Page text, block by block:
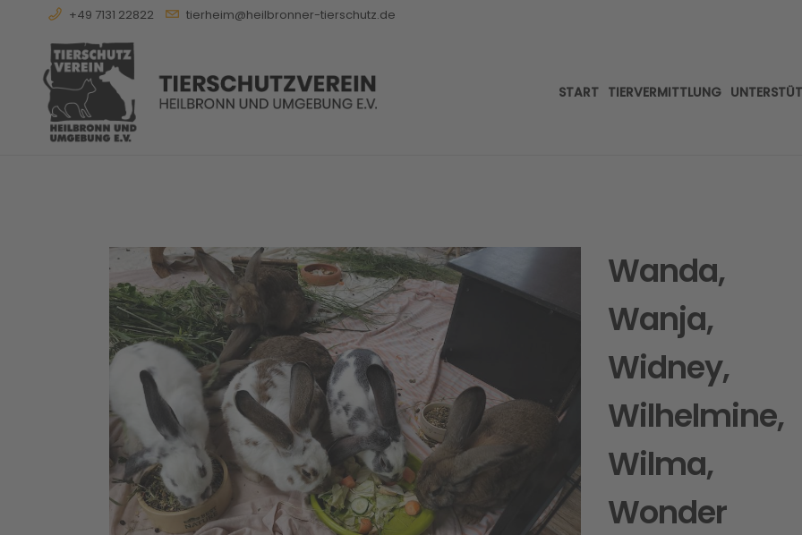
+49 7131 22822 tierheim@heilbronner-tierschutz.de
START TIERVERMITTLUNG
Wanda,
Wanja,
Widney,
Wilhelmine,
Wilma,
Wonder